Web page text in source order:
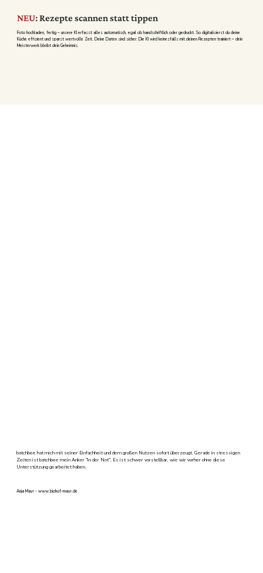
NEU:Rezepte scannen statt tippen
Foto hochladen, fertig – unsere KI erfasst alles automatisch, egal ob handschriftlich oder gedruckt. So digitalisierst du deine
Küche effizient und sparst wertvolle Zeit. Deine Daten sind sicher: Die KI wird keinesfalls mit deinen Rezepten trainiert – dein
Meisterwerk bleibt dein Geheimnis.
batchbee hat mich mit seiner Einfachheit und dem großen Nutzen sofort überzeugt. Gerade in stressigen
Zeiten ist batchbee mein Anker "in der Not". Es ist schwer vorstellbar, wie wir vorher ohne diese
Unterstützung gearbeitet haben.
Anja Mayr -www.biohof-mayr.de